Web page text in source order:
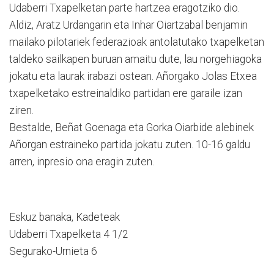
Udaberri Txapelketan parte hartzea eragotziko dio.
Aldiz, Aratz Urdangarin eta Inhar Oiartzabal benjamin
mailako pilotariek federazioak antolatutako txapelketan
taldeko sailkapen buruan amaitu dute, lau norgehiagoka
jokatu eta laurak irabazi ostean. Añorgako Jolas Etxea
txapelketako estreinaldiko partidan ere garaile izan
ziren.
Bestalde, Beñat Goenaga eta Gorka Oiarbide alebinek
Añorgan estraineko partida jokatu zuten. 10-16 galdu
arren, inpresio ona eragin zuten.
Eskuz banaka, Kadeteak
Udaberri Txapelketa 4 1/2
Segurako-Urnieta 6